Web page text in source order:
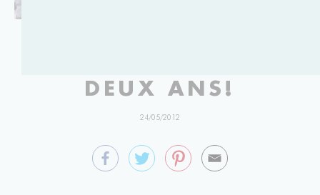
DEUX ANS!
24/05/2012